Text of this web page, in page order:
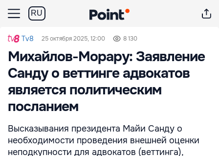
RU
Tv8 25 октября 2025, 12:00 8 130
Михайлов-Морару: Заявление
Санду о веттинге адвокатов
является политическим
посланием
Высказывания президента Майи Санду о
необходимости проведения внешней оценки
неподкупности для адвокатов (веттинга),